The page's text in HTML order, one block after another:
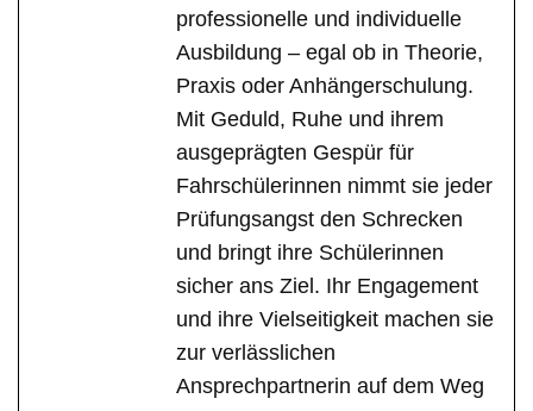
professionelle und individuelle
Ausbildung – egal ob in Theorie,
Praxis oder Anhängerschulung.
Mit Geduld, Ruhe und ihrem
ausgeprägten Gespür für
Fahrschülerinnen nimmt sie jeder
Prüfungsangst den Schrecken
und bringt ihre Schülerinnen
sicher ans Ziel. Ihr Engagement
und ihre Vielseitigkeit machen sie
zur verlässlichen
Ansprechpartnerin auf dem Weg